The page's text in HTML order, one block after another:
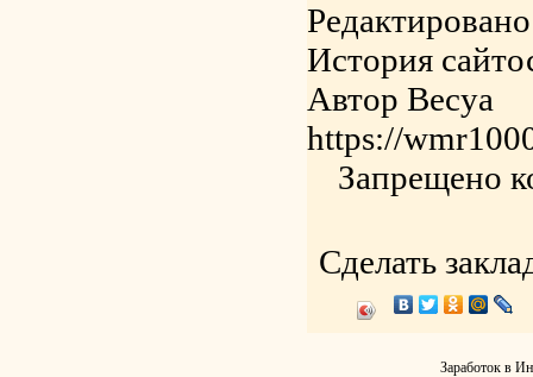
История
Автор Becya
https://
Запрещено
Сделать
Заработок в